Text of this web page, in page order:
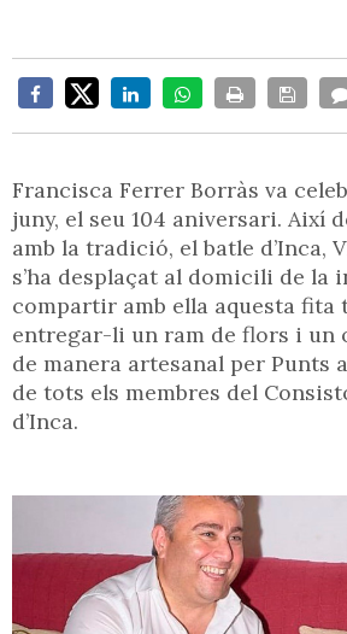
Francisca Ferrer Borràs va
juny, el seu 104 aniversari. Així
amb la tradició, el batle d’Inca,
s’ha desplaçat al domicili de la
compartir amb ella aquesta fita
entregar-li un ram de flors i un
de manera artesanal per Punts
de tots els membres del
d’Inca.